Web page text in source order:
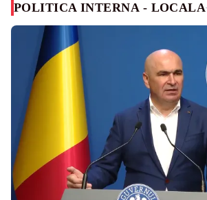
POLITICA INTERNA - LOCALA